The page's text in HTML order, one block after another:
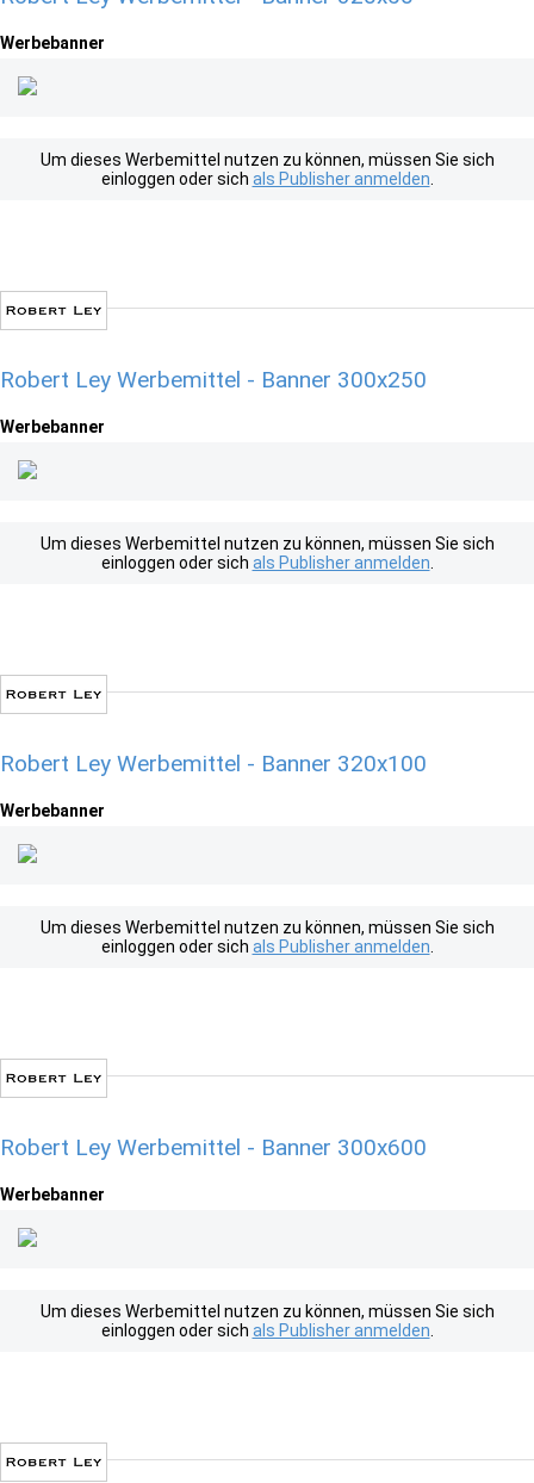
Werbebanner
Um dieses Werbemittel nutzen zu können, müssen Sie sich
einloggen oder sich als Publisher anmelden
Robert Ley Werbemittel - Banner 300x250
Werbebanner
Um dieses Werbemittel nutzen zu können, müssen Sie sich
einloggen oder sich als Publisher anmelden
Robert Ley Werbemittel - Banner 320x100
Werbebanner
Um dieses Werbemittel nutzen zu können, müssen Sie sich
einloggen oder sich als Publisher anmelden
Robert Ley Werbemittel - Banner 300x600
Werbebanner
Um dieses Werbemittel nutzen zu können, müssen Sie sich
einloggen oder sich als Publisher anmelden